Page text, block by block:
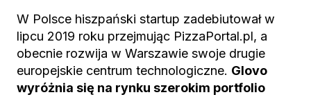
W Polsce hiszpański startup zadebiutował w
lipcu 2019 roku przejmując PizzaPortal.pl, a
obecnie rozwija w Warszawie swoje drugie
europejskie centrum technologiczne. Glovo
wyróżnia się na rynku szerokim portfolio